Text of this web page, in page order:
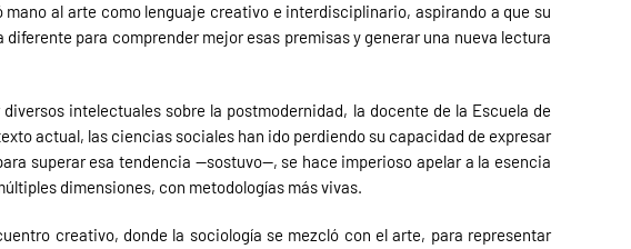
al arte como lenguaje creativo e interdisciplinario, aspirando a que su
para comprender mejor esas premisas y generar una nueva lectura
intelectuales sobre la postmodernidad, la docente de la Escuela de
actual, las ciencias sociales han ido perdiendo su capacidad de expresar
superar esa tendencia —sostuvo—, se hace imperioso apelar a la esencia
dimensiones, con metodologías más vivas.
creativo, donde la sociología se mezcló con el arte, para representar